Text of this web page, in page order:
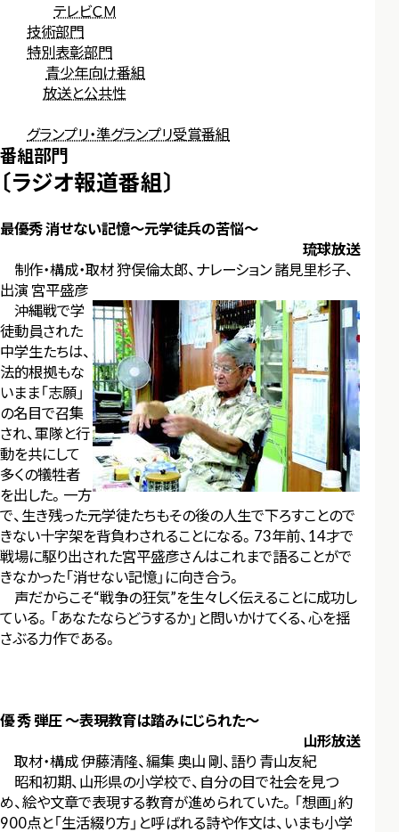
テレビＣＭ
技術部門
特別表彰部門
青少年向け番組
放送と公共性
グランプリ・準グランプリ受賞番組
番組部門
〔ラジオ報道番組〕
最優秀 消せない記憶～元学徒兵の苦悩～
琉球放送
制作・構成・取材 狩俣倫太郎、ナレーション 諸見里杉子、
出演 宮平盛彦
沖縄戦で学
徒動員された
中学生たちは、
法的根拠もな
いまま「志願」
の名目で召集
され、軍隊と行
動を共にして
多くの犠牲者
を出した。一方
で、生き残った元学徒たちもその後の人生で下ろすことので
きない十字架を背負わされることになる。73年前、14才で
戦場に駆り出された宮平盛彦さんはこれまで語ることがで
きなかった「消せない記憶」に向き合う。
声だからこそ“戦争の狂気”を生々しく伝えることに成功し
ている。「あなたならどうするか」と問いかけてくる、心を揺
さぶる力作である。
優 秀 弾圧 ～表現教育は踏みにじられた～
山形放送
取材・構成 伊藤清隆、編集 奥山 剛、語り 青山友紀
昭和初期、山形県の小学校で、自分の目で社会を見つ
め、絵や文章で表現する教育が進められていた。「想画」約
900点と「生活綴り方」と呼ばれる詩や作文は、いまも小学